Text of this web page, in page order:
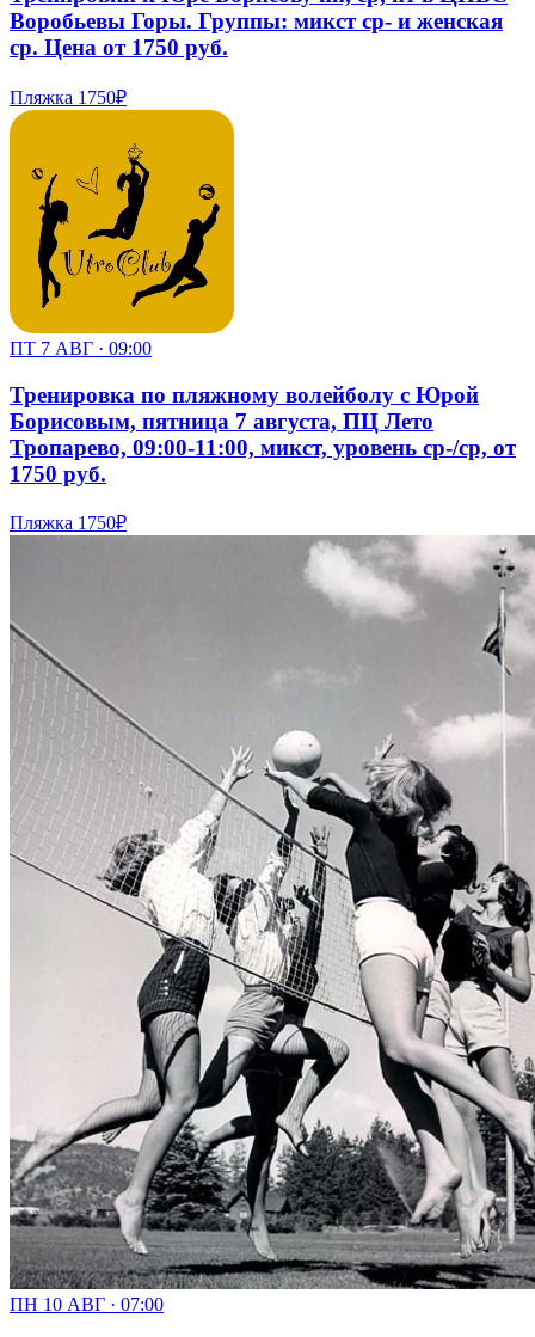
Воробьевы Горы. Группы: микст ср- и женская
ср. Цена от 1750 руб.
Пляжка 1750₽
ПТ 7 АВГ · 09:00
Тренировка по пляжному волейболу с Юрой
Борисовым, пятница 7 августа, ПЦ Лето
Тропарево, 09:00-11:00, микст, уровень ср-/ср, от
1750 руб.
Пляжка 1750₽
ПН 10 АВГ · 07:00